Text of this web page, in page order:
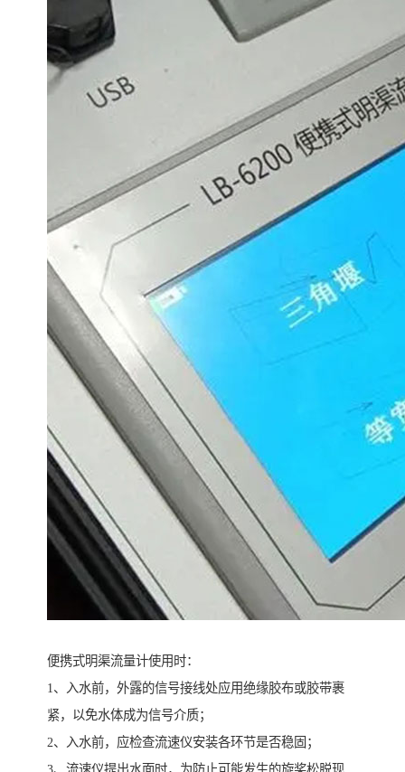
便携式明渠流量计使用时：
1、入水前，外露的信号接线处应用绝缘胶布或胶带裹
紧，以免水体成为信号介质；
2、入水前，应检查流速仪安装各环节是否稳固；